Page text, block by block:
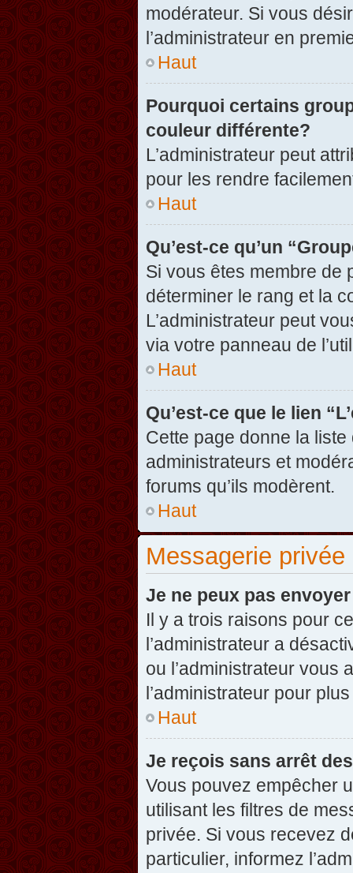
modérateur. Si vous
l’administrateur en
Haut
Pourquoi certains
couleur différente?
L’administrateur peut
pour les rendre
Haut
Qu’est-ce qu’un
Si vous êtes membre de
déterminer le rang et la
L’administrateur peut
via votre panneau de
Haut
Qu’est-ce que le lien
Cette page donne la
administrateurs et
forums qu’ils modèrent.
Haut
Messagerie privée
Je ne peux pas
Il y a trois raisons pour
l’administrateur a
ou l’administrateur vous
l’administrateur pour
Haut
Je reçois sans arrêt
Vous pouvez empêcher
utilisant les filtres de
privée. Si vous recevez
particulier, informez